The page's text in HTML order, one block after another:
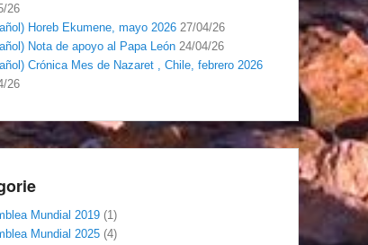
26
Horeb Ekumene, mayo 2026 27/04/26
Nota de apoyo al Papa León 24/04/26
Crónica Mes de Nazaret , Chile, febrero 2026
26
Mundial 2019 (1)
Mundial 2025 (4)